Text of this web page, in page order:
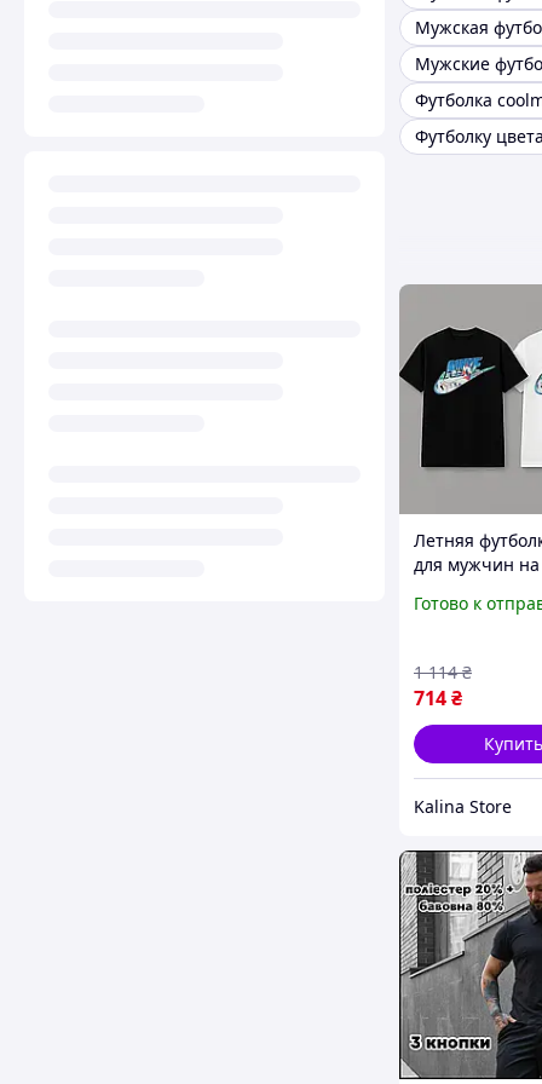
Летняя
для мужчин
Летняя
Nike с принтом
Готово к
714₴
1 114 ₴
Купить
Kalina Store